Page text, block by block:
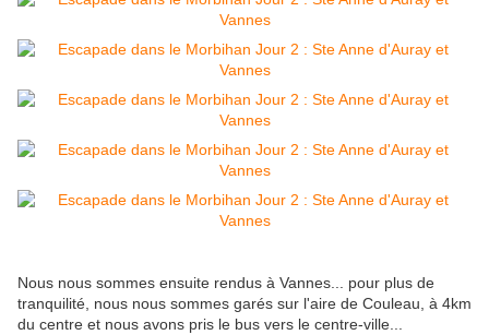
Nous nous sommes ensuite rendus à Vannes... pour plus de
tranquilité, nous nous sommes garés sur l'aire de Couleau, à 4km
du centre et nous avons pris le bus vers le centre-ville...